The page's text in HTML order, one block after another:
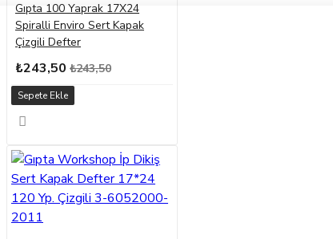
Gıpta 100 Yaprak 17X24
Spiralli Enviro Sert Kapak
Çizgili Defter
₺243,50 ₺243,50
Sepete Ekle